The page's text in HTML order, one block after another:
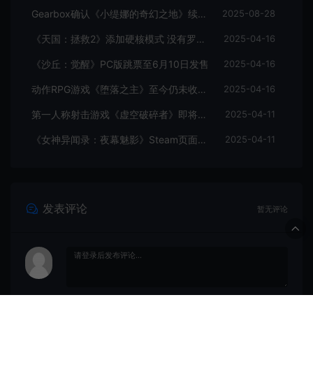
Gearbox确认《小缇娜的奇幻之地》续作正在开发中 2025-08-28
《天国：拯救2》添加硬核模式 没有罗盘和快速旅行 2025-04-16
《沙丘：觉醒》PC版跳票至6月10日发售 2025-04-16
动作RPG游戏《堕落之主》至今仍未收回成本 2025-04-16
第一人称射击游戏《虚空破碎者》即将多平台上线 2025-04-11
《女神异闻录：夜幕魅影》Steam页面上线 2025-04-11
发表评论 暂无评论